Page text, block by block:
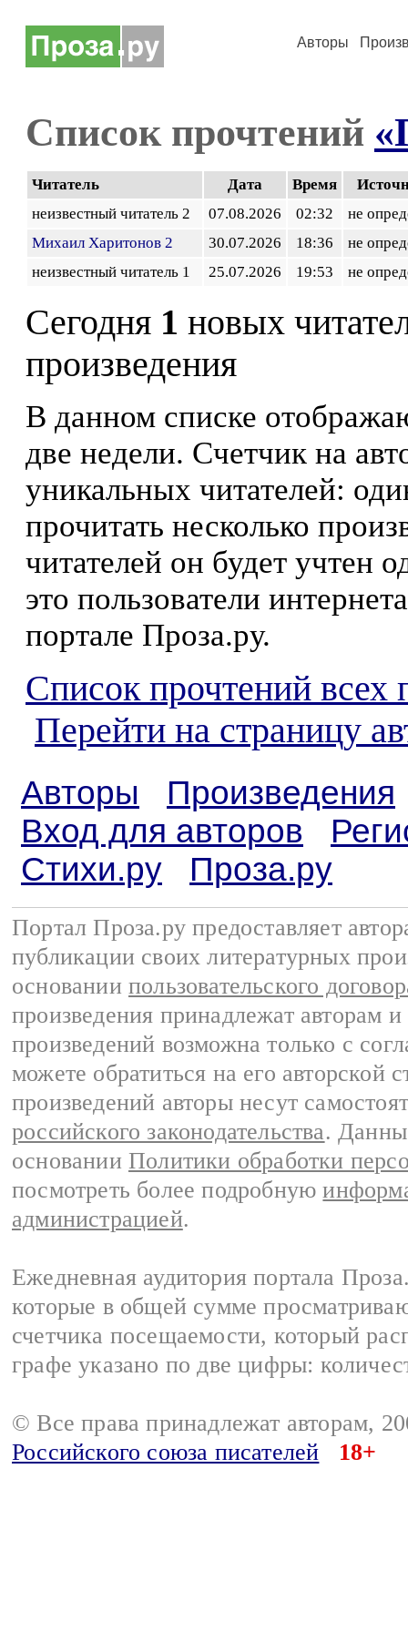
Авторы
Список прочтений
Читатель Дата Время
неизвестный читатель 2
07.08.2026 02:32
не
Михаил Харитонов 2
30.07.2026 18:36
не
неизвестный читатель 1
25.07.2026 19:53 не
Сегодня 1 новых
произведения
В данном списке
две недели. Счетчик на
уникальных читателей:
прочитать несколько
читателей он будет учтен
это пользователи
портале Проза.ру.
Список прочтений всех
Перейти на страницу
Авторы
Произведения
Вход для авторов
Стихи.ру
Проза.ру
Портал Проза.ру предоставляет
публикации своих литературных
основании пользовательского
произведения принадлежат авторам
произведений возможна только с
можете обратиться на его авторской
произведений авторы несут
российского законодательства.
основании Политики обработки
посмотреть более подробную
администрацией.
Ежедневная аудитория портала
которые в общей сумме
счетчика посещаемости, который
графе указано по две цифры:
© Все права принадлежат авторам,
Российского союза писателей
18+